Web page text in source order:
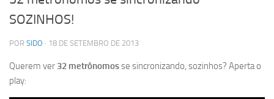
SOZINHOS!
POR SIDO · 18 DE SETEMBRO DE 2013
Querem ver 32 metrônomosse sincronizando, sozinhos? Aperta o
play: